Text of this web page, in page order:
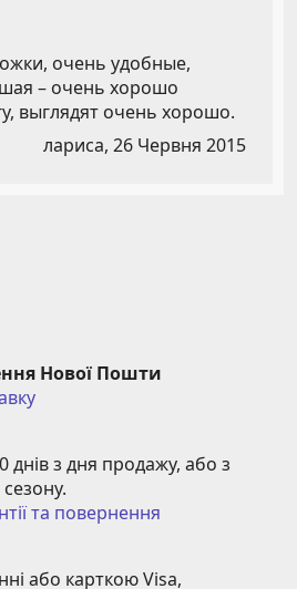
очень удобные,
– очень хорошо
выглядят очень хорошо.
лариса, 26 Червня 2015
Нової Пошти
днів з дня продажу, або з
та повернення
або карткою Visa,